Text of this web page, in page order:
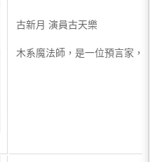
古新月 演員古天樂
木系魔法師，是一位預言家，